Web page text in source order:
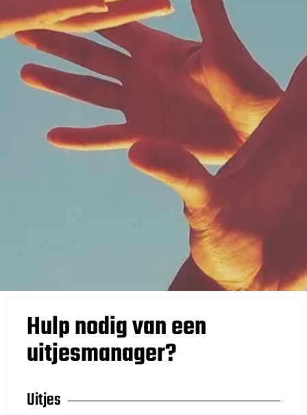
Hulp nodig van een
uitjesmanager?
Uitjes